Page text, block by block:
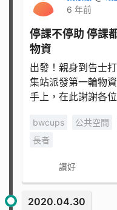
6 年前
停課不停助 停課
物資
出發！親身到告士
集站派發第一輪物
手上，在此謝謝各
bwcups 公共空間
長者
讚好
2020.04.30